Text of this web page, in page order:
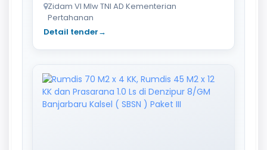
Zidam VI Mlw TNI AD Kementerian
Pertahanan
Detail tender→